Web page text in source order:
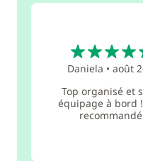
Daniela •août
Top organisé et
équipage à bord